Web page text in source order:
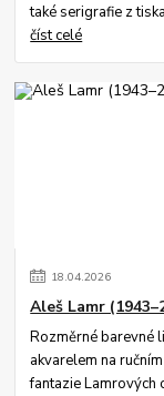
také serigrafie z
číst celé
18.04.2026
Aleš Lamr
Rozměrné barevné
akvarelem na
fantazie Lamrových